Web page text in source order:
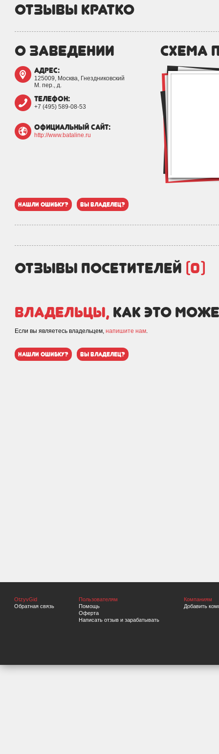
отзывы кратко
о заведении
адрес:
125009, Москва, Гнездниковский
М. пер., д.
телефон:
+7 (495) 589-08-53
официальный сайт:
http://www.bataline.ru
схема
нашли ошибку? вы владелец?
отзывы посетителей (0)
Владельцы, как это
Если вы являетесь владельцем, напишите нам.
нашли ошибку? вы владелец?
OtzyvGid
Обратная связь
Пользователям
Помощь
Оферта
Написать отзыв и зарабатывать
Компаниям
Добавить